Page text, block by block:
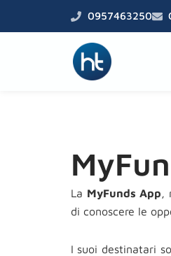
0957463250
La MyFunds App,
di conoscere le
I suoi destinatari